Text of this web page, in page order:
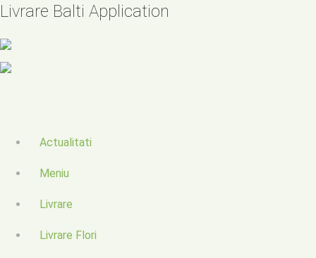
Livrare Balti Application
Actualitati
Meniu
Livrare
Livrare Flori